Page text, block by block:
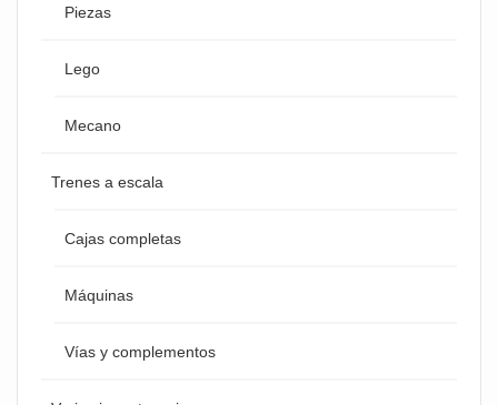
Piezas
Lego
Mecano
Trenes a escala
Cajas completas
Máquinas
Vías y complementos